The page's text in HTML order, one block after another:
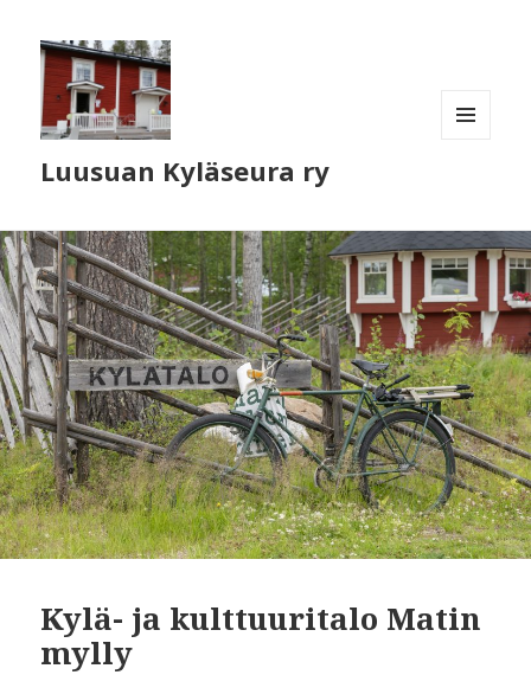
Luusuan Kyläseura ry
Kylä- ja kulttuuritalo Matin
mylly